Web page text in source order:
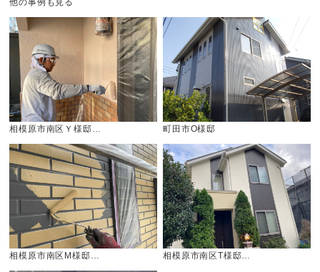
相模原市南区Ｙ様邸… 町田市O様邸
相模原市南区M様邸… 相模原市南区T様邸…